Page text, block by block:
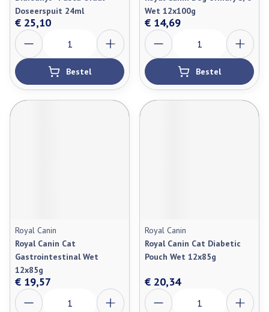
Doseerspuit 24ml
€ 25,10
Aantal
Bestel
Wet 12x100g
€ 14,69
Aantal
Bestel
Royal Canin
Royal Canin Cat
Gastrointestinal Wet
12x85g
€ 19,57
Aantal
Royal Canin
Royal Canin Cat Diabetic
Pouch Wet 12x85g
€ 20,34
Aantal